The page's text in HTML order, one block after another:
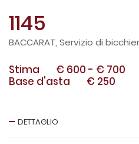
1145
BACCARAT, Servizio di
Stima € 600 - € 700
Base d'asta
€ 250
DETTAGLIO